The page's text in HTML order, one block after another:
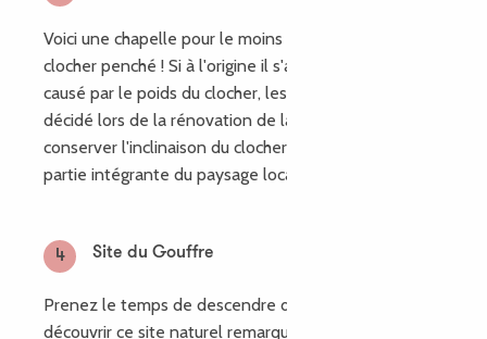
Voici une chapelle pour le moins atypique avec son
clocher penché ! Si à l'origine il s'agit d'un accident
causé par le poids du clocher, les habitants ont
décidé lors de la rénovation de la chapelle de
conserver l'inclinaison du clocher qui fait maintenant
partie intégrante du paysage local.
4 Site du Gouffre
Prenez le temps de descendre de vélo pour
découvrir ce site naturel remarquable parsemé de